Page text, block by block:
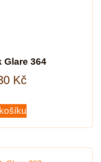
Glare 364
Kč